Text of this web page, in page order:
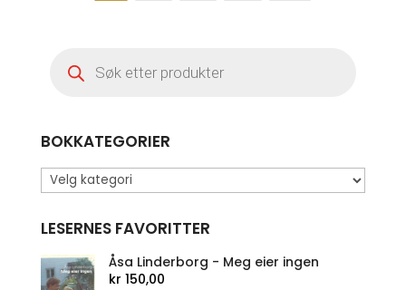
search
BOKKATEGORIER
LESERNES FAVORITTER
Åsa Linderborg - Meg eier ingen
kr 150,00